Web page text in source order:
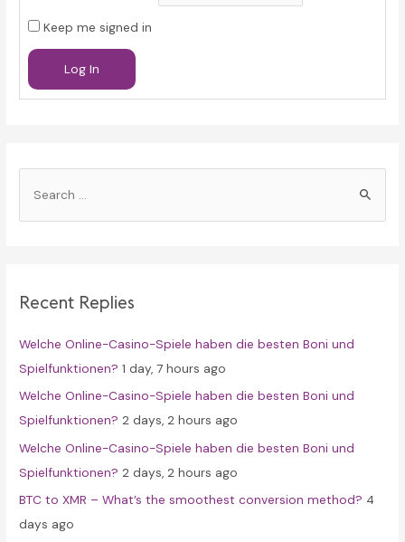
Keep me signed in
Log In
h
o
r
:
Recent Replies
Welche Online-Casino-Spiele haben die besten Boni und
Spielfunktionen? 1 day, 7 hours ago
Welche Online-Casino-Spiele haben die besten Boni und
Spielfunktionen? 2 days, 2 hours ago
Welche Online-Casino-Spiele haben die besten Boni und
Spielfunktionen? 2 days, 2 hours ago
BTC to XMR – What’s the smoothest conversion method? 4
days ago